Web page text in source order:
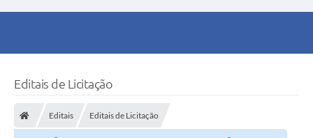
Editais de Licitação
Editais Editais de Licitação